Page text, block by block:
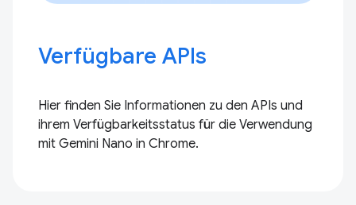
Verfügbare APIs
Hier finden Sie Informationen zu den APIs und
ihrem Verfügbarkeitsstatus für die Verwendung
mit Gemini Nano in Chrome.